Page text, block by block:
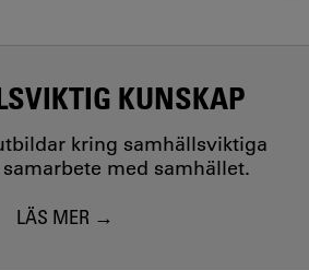
KUNSKAP
kring samhällsviktiga
med samhället.
LÄS MER